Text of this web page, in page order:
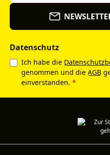
Datenschutz
Ich habe die
genommen und die AGB
einverstanden. *